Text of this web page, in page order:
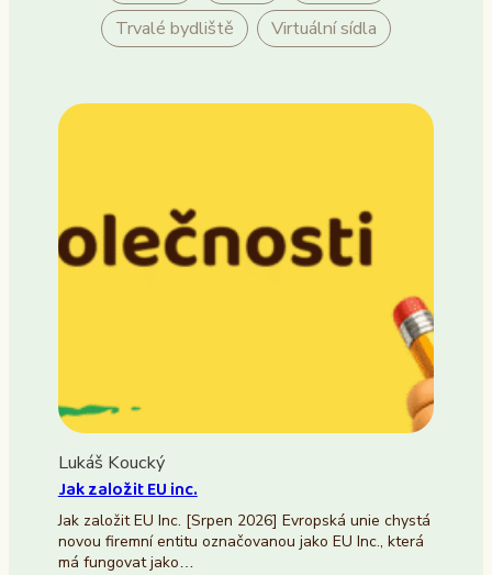
Trvalé bydliště
Virtuální sídla
Lukáš Koucký
Jak založit EU inc.
Jak založit EU Inc. [Srpen 2026] Evropská unie chystá
novou firemní entitu označovanou jako EU Inc., která
má fungovat jako…